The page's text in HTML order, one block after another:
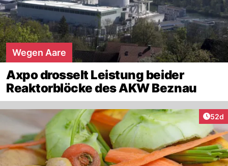
Wegen Aare
Axpo drosselt Leistung beider
Reaktorblöcke des AKW Beznau
52d